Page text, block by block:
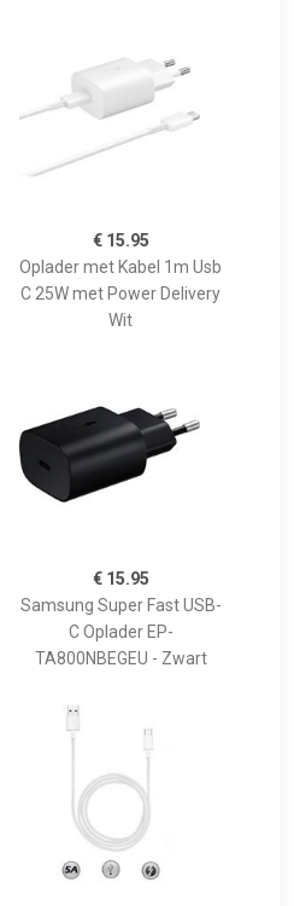
€ 15.95
Oplader met Kabel 1m Usb
C 25W met Power Delivery
Wit
€ 15.95
Samsung Super Fast USB-
C Oplader EP-
TA800NBEGEU - Zwart